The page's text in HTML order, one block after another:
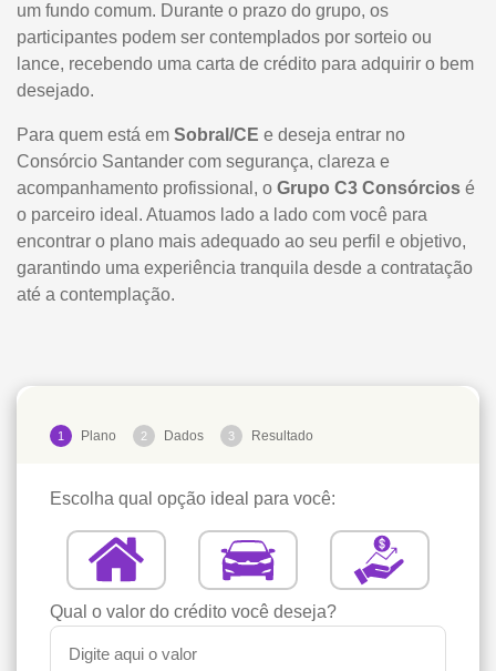
um fundo comum. Durante o prazo do grupo, os
participantes podem ser contemplados por sorteio ou
lance, recebendo uma carta de crédito para adquirir o bem
desejado.
Para quem está em Sobral/CE e deseja entrar no
Consórcio Santander com segurança, clareza e
acompanhamento profissional, o Grupo C3 Consórcios é
o parceiro ideal. Atuamos lado a lado com você para
encontrar o plano mais adequado ao seu perfil e objetivo,
garantindo uma experiência tranquila desde a contratação
até a contemplação.
1 Plano 2 Dados 3 Resultado
Escolha qual opção ideal para você:
Qual o valor do crédito você deseja?